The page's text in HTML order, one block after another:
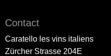
Contact
Caratello les vins italiens
Zürcher Strasse 204E